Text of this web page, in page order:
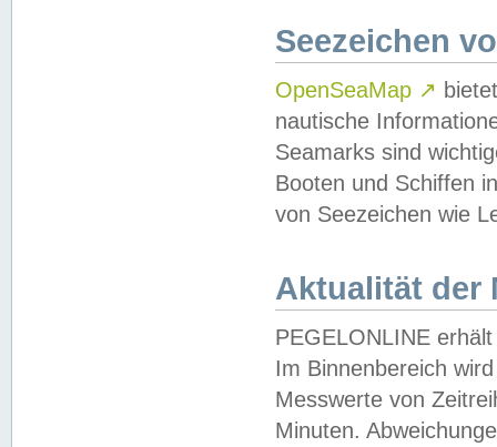
Seezeichen
OpenSeaMap ↗
nautische
Seamarks sind
Booten und Schiffen
von Seezeichen wie
Aktualität der
PEGELONLINE
Im Binnenbereich
Messwerte von
Minuten.